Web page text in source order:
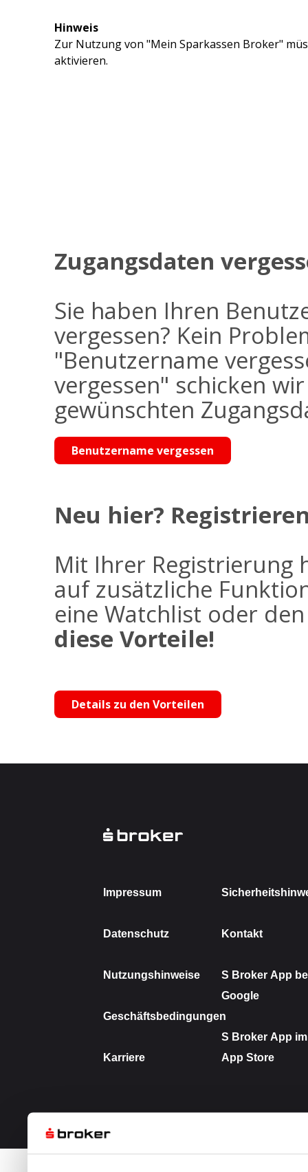
Hinweis
Zur Nutzung von "Mein Sparkassen Broker"
aktivieren.
Zugangsdaten
Sie haben Ihren
vergessen? Kein
"Benutzername
vergessen" schicken
gewünschten
Benutzername vergessen
Neu hier?
Mit Ihrer Registrierung
auf zusätzliche
eine Watchlist oder
diese Vorteile!
Details zu den Vorteilen